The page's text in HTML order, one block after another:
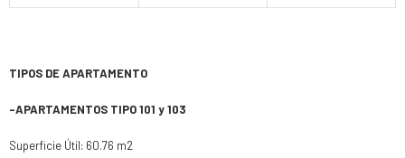
TIPOS DE APARTAMENTO
-APARTAMENTOS TIPO 101 y 103
Superficie Útil: 60.76 m2